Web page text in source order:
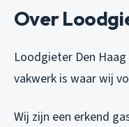
Over
Loodgieter Den
vakwerk is waar wij
Wij zijn een erkend